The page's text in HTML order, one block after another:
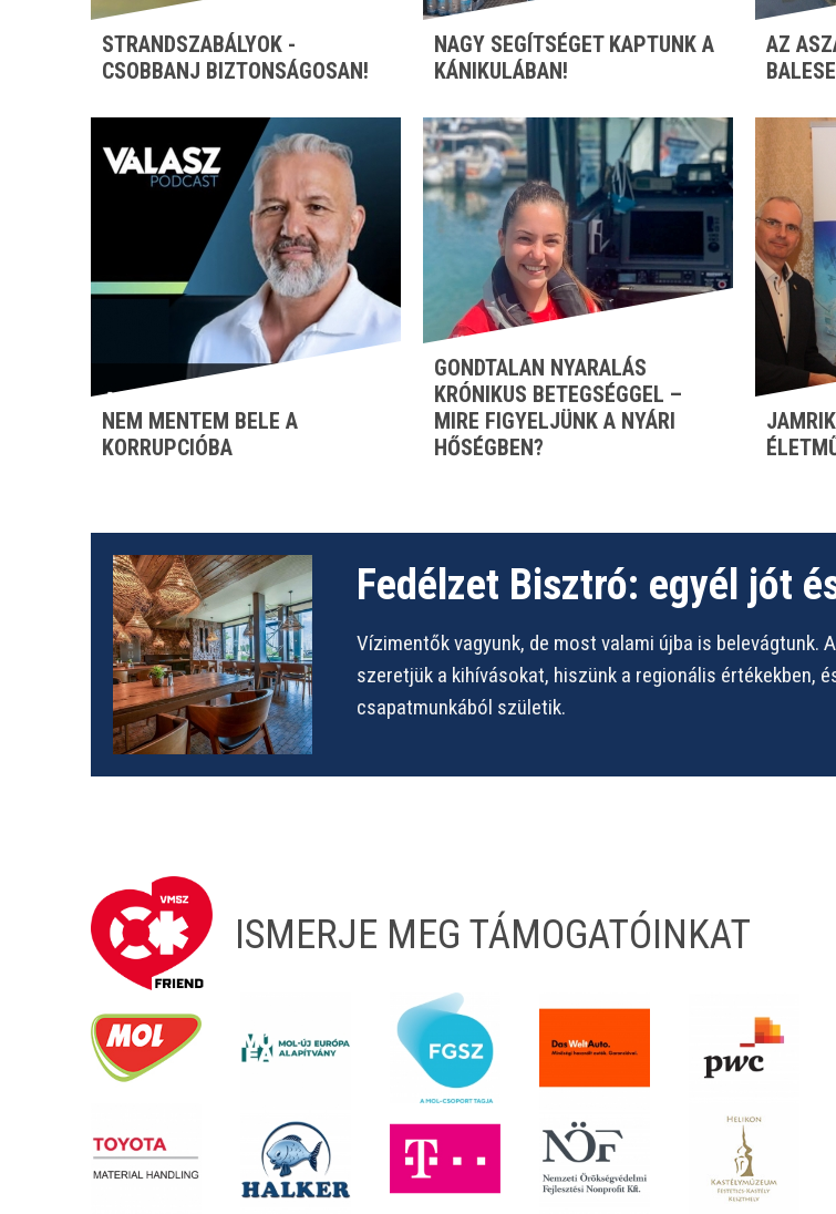
STRANDSZABÁLYOK -
CSOBBANJ BIZTONSÁGOSAN!
NAGY SEGÍTSÉGET KAPTUNK A
KÁNIKULÁBAN!
AZ
NEM MENTEM BELE A
KORRUPCIÓBA
GONDTALAN NYARALÁS
KRÓNIKUS BETEGSÉGGEL –
MIRE FIGYELJÜNK A NYÁRI
HŐSÉGBEN?
Fedélzet Bisztró: egyél jót
Vízimentők vagyunk, de most valami újba is
szeretjük a kihívásokat, hiszünk a regionális értékekben,
csapatmunkából születik.
ISMERJE MEG TÁMOGATÓINKAT